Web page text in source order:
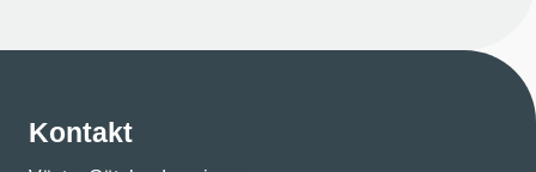
Kontakt